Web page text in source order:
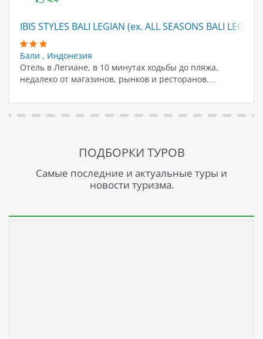
IBIS STYLES BALI LEGIAN (ex. ALL SEASONS BALI LEGIAN)
Бали , Индонезия
Отель в Легиане, в 10 минутах ходьбы до пляжа,
недалеко от магазинов, рынков и ресторанов.…
ПОДБОРКИ ТУРОВ
Самые последние и актуальные туры и
новости туризма.